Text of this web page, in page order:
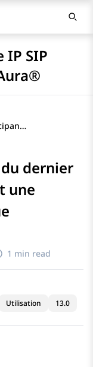
SIP
Retrait ou déconnexion du dernier participant ayant rejoint une conférence téléphonique
dernier
une
1 min read
Utilisation 13.0